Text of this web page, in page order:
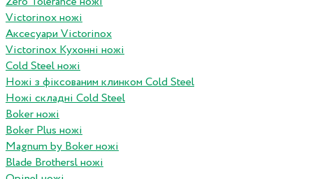
Victorinox ножі
Аксесуари Victorinox
Victorinox Кухонні ножі
Cold Steel ножі
Ножі з фіксованим клинком Cold Steel
Ножі складні Cold Steel
Boker ножі
Boker Plus ножі
Magnum by Boker ножі
Blade Brothersl ножі